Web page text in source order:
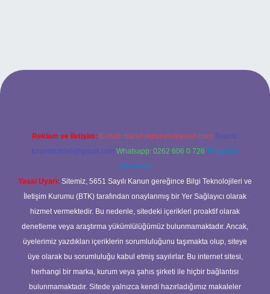
bahis sitesi
Reklam ve İletişim: E-mail: backlinkpaneli@gmail.com Teams:
forumhizmeti@gmail.com Whatsapp: 0262 606 0 726 Telegram:
@karabul
Yasal Uyarı: Sitemiz, 5651 Sayılı Kanun gereğince Bilgi Teknolojileri ve
İletişim Kurumu (BTK) tarafından onaylanmış bir Yer Sağlayıcı olarak
hizmet vermektedir. Bu nedenle, sitedeki içerikleri proaktif olarak
denetleme veya araştırma yükümlülüğümüz bulunmamaktadır. Ancak,
üyelerimiz yazdıkları içeriklerin sorumluluğunu taşımakta olup, siteye
üye olarak bu sorumluluğu kabul etmiş sayılırlar. Bu internet sitesi,
herhangi bir marka, kurum veya şahıs şirketi ile hiçbir bağlantısı
bulunmamaktadır. Sitede yalnızca kendi hazırladığımız makaleler